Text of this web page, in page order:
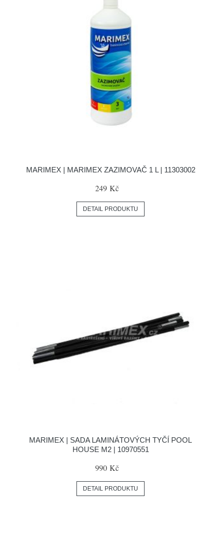
MARIMEX | MARIMEX ZAZIMOVAČ 1 L | 11303002
249 Kč
DETAIL PRODUKTU
MARIMEX | SADA LAMINÁTOVÝCH TYČÍ POOL
HOUSE M2 | 10970551
990 Kč
DETAIL PRODUKTU